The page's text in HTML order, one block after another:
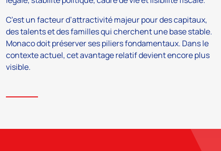
C’est un facteur d’attractivité majeur pour des capitaux,
des talents et des familles qui cherchent une base stable.
Monaco doit préserver ses piliers fondamentaux. Dans le
contexte actuel, cet avantage relatif devient encore plus
visible.